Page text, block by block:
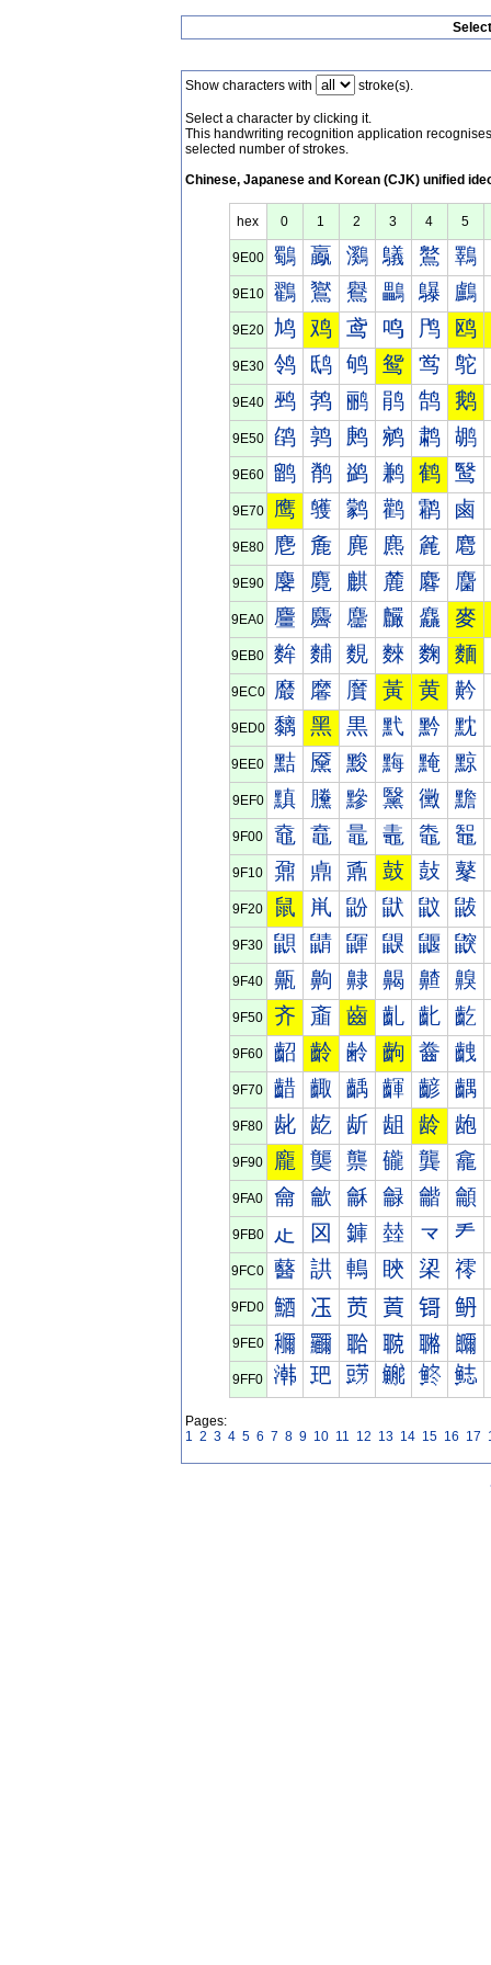
Show characters with stroke(s).
Select a character by clicking it.
This handwriting recognition application
selected number of strokes.
Chinese, Japanese and Korean (CJK) unified
hex 0 1 2 3 4 5
9E00 鸀 鸁 鸂 鸃 鸄 鸅
9E10 鸐 鸑 鸒 鸓 鸔 鸕
9E20 鸠 鸡 鸢 鸣 鸤 鸥
9E30 鸰 鸱 鸲 鸳 鸴 鸵
9E40 鹀 鹁 鹂 鹃 鹄 鹅
9E50 鹐 鹑 鹒 鹓 鹔 鹕
9E60 鹠 鹡 鹢 鹣 鹤 鹥
9E70 鹰 鹱 鹲 鹳 鹴 鹵
9E80 麀 麁 麂 麃 麄 麅
9E90 麐 麑 麒 麓 麔 麕
9EA0 麠 麡 麢 麣 麤 麥
9EB0 麰 麱 麲 麳 麴 麵
9EC0 黀 黁 黂 黃 黄 黅
9ED0 黐 黑 黒 黓 黔 黕
9EE0 黠 黡 黢 黣 黤 黥
9EF0 黰 黱 黲 黳 黴 黵
9F00 鼀 鼁 鼂 鼃 鼄 鼅
9F10 鼐 鼑 鼒 鼓 鼔 鼕
9F20 鼠 鼡 鼢 鼣 鼤 鼥
9F30 鼰 鼱 鼲 鼳 鼴 鼵
9F40 齀 齁 齂 齃 齄 齅
9F50 齐 齑 齒 齓 齔 齕
9F60 齠 齡 齢 齣 齤 齥
9F70 齰 齱 齲 齳 齴 齵
9F80 龀 龁 龂 龃 龄 龅
9F90 龐 龑 龒 龓 龔 龕
9FA0 龠 龡 龢 龣 龤 龥
9FB0 龰 龱 龲 龳 龴 龵
9FC0 鿀 鿁 鿂 鿃 鿄 鿅
9FD0 鿐 鿑 鿒 鿓 鿔 鿕
9FE0 鿠 鿡 鿢 鿣 鿤 鿥
9FF0 鿰 鿱 鿲 鿳 鿴 鿵
Pages:
1 2 3 4 5 6 7 8 9 10 11 12 13 14 15 16 17